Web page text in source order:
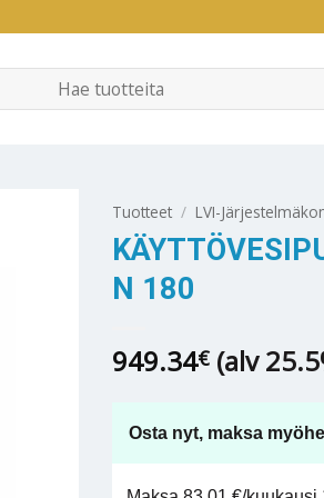
Tuotteet / LVI-
N 180
949.34€ (alv
Osta nyt, maksa